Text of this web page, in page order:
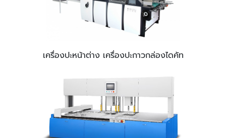
เครื่องปะหน้าต่าง เครื่องปะกาวกล่องไดคัท